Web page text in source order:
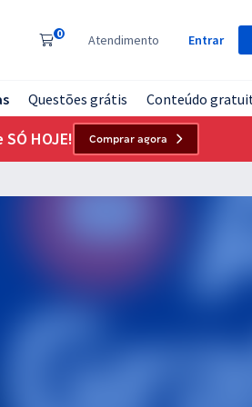
0 Atendimento Entrar
Questões grátis Conteúdo
HOJE! Comprar agora